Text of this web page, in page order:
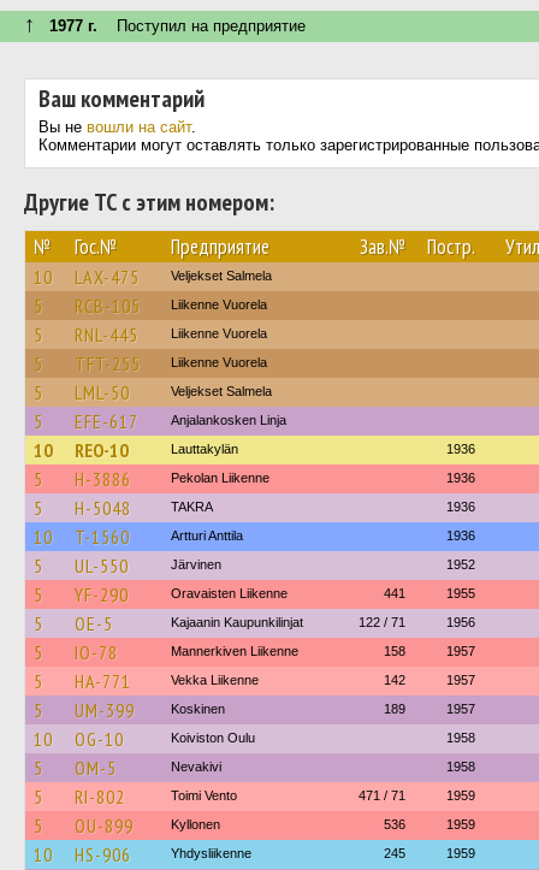
↑ 1977 г. Поступил на предприятие
Ваш комментарий
Вы не вошли на сайт.
Комментарии могут оставлять только зарегистрированные
Другие ТС с этим номером:
№ Гос.№ Предприятие Зав.№ Постр.
10 LAX-475 Veljekset Salmela
5 RCB-105 Liikenne Vuorela
5 RNL-445 Liikenne Vuorela
5 TFT-255 Liikenne Vuorela
5 LML-50 Veljekset Salmela
5 EFE-617 Anjalankosken Linja
10 REO-10 Lauttakylän 1936
5 H-3886 Pekolan Liikenne 1936
5 H-5048 TAKRA 1936
10 T-1560 Artturi Anttila 1936
5 UL-550 Järvinen 1952
5 YF-290 Oravaisten Liikenne 441 1955
5 OE-5 Kajaanin Kaupunkilinjat 122 / 71 1956
5 IO-78 Mannerkiven Liikenne 158 1957
5 HA-771 Vekka Liikenne 142 1957
5 UM-399 Koskinen 189 1957
10 OG-10 Koiviston Oulu 1958
5 OM-5 Nevakivi 1958
5 RI-802 Toimi Vento 471 / 71 1959
5 OU-899 Kyllonen 536 1959
10 HS-906 Yhdysliikenne 245 1959